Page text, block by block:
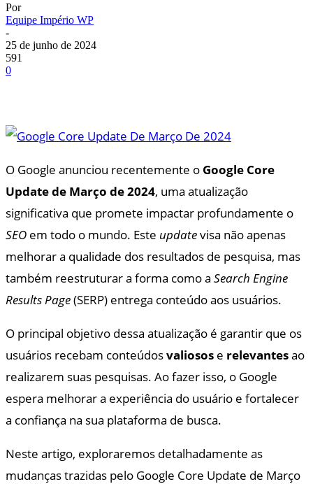
Por
Equipe Império WP
-
25 de junho de 2024
591
0
O Google anunciou recentemente o Google Core
Update de Março de 2024, uma atualização
significativa que promete impactar profundamente o
SEO em todo o mundo. Este updatevisa não apenas
melhorar a qualidade dos resultados de pesquisa, mas
também reestruturar a forma como a Search Engine
Results Page(SERP) entrega conteúdo aos usuários.
O principal objetivo dessa atualização é garantir que os
usuários recebam conteúdosvaliosos e relevantesao
realizarem suas pesquisas. Ao fazer isso, o Google
espera melhorar a experiência do usuário e fortalecer
a confiança na sua plataforma de busca.
Neste artigo, exploraremos detalhadamente as
mudanças trazidas pelo Google Core Update de Março